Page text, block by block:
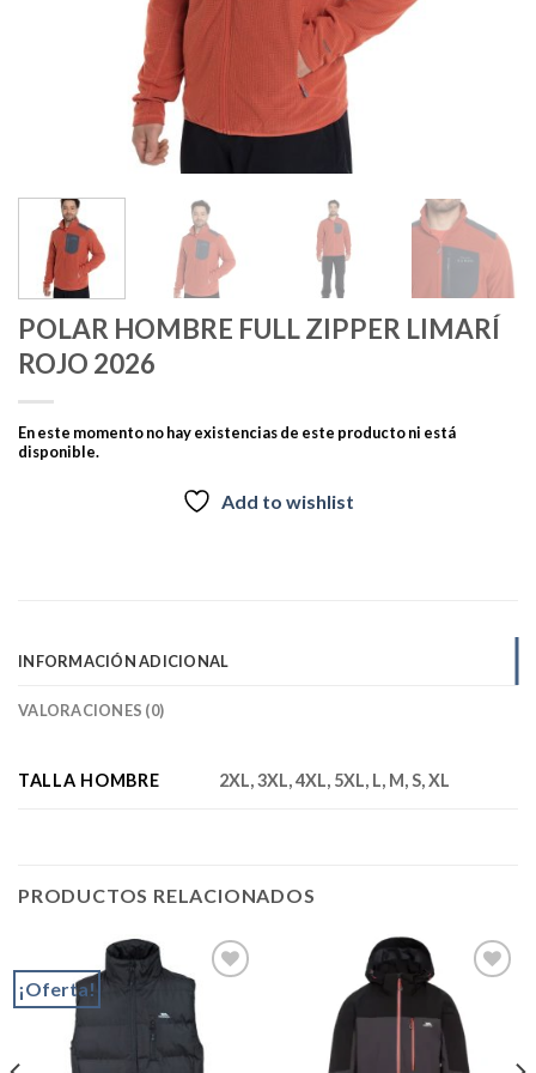
POLAR HOMBRE FULL ZIPPER LIMARÍ
ROJO 2026
En este momento no hay existencias de este producto ni está
disponible.
Add to wishlist
INFORMACIÓN ADICIONAL
VALORACIONES (0)
TALLA HOMBRE 2XL, 3XL, 4XL, 5XL, L, M, S, XL
PRODUCTOS RELACIONADOS
¡Oferta!
Add to
wishlist
Add to
wishlist